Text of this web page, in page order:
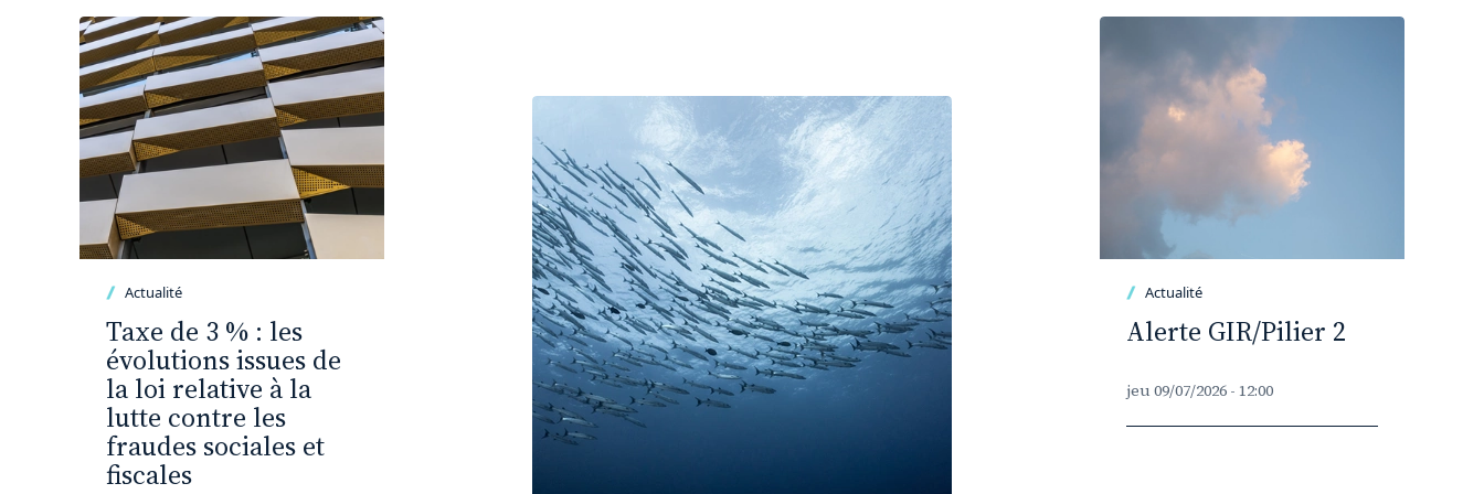
Actualité
Taxe de 3 % : les
évolutions issues de
la loi relative à la
lutte contre les
fraudes sociales et
fiscales
Actualité
Alerte GIR/Pilier 2
jeu 09/07/2026 - 12:00